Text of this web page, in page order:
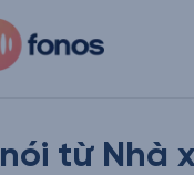
từ Nhà